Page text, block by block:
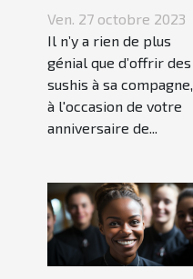
réussir ses
sushis !
Ven. 27 octobre 2023
Il n’y a rien de plus
génial que d’offrir des
sushis à sa compagne,
à l'occasion de votre
anniversaire de...